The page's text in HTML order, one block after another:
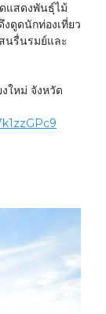
แสดงพันธุ์ไม้
ดูดนักท่องเที่ยว
นรื่นรมย์และ
ใหม่ จังหวัด